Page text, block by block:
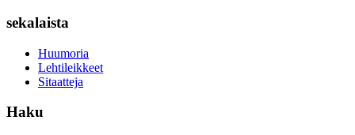
sekalaista
Huumoria
Lehtileikkeet
Sitaatteja
Haku